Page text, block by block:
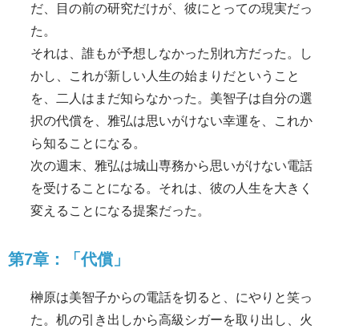
だ、目の前の研究だけが、彼にとっての現実だっ
た。
それは、誰もが予想しなかった別れ方だった。し
かし、これが新しい人生の始まりだということ
を、二人はまだ知らなかった。美智子は自分の選
択の代償を、雅弘は思いがけない幸運を、これか
ら知ることになる。
次の週末、雅弘は城山専務から思いがけない電話
を受けることになる。それは、彼の人生を大きく
変えることになる提案だった。
第7章：「代償」
榊原は美智子からの電話を切ると、にやりと笑っ
た。机の引き出しから高級シガーを取り出し、火